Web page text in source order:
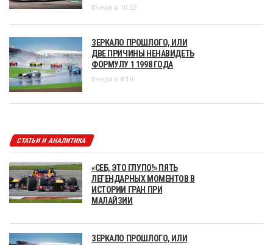
Вчера в 10:22
ЗЕРКАЛО ПРОШЛОГО, ИЛИ
ДВЕ ПРИЧИНЫ НЕНАВИДЕТЬ
ФОРМУЛУ 1 1998 ГОДА
Вчера в 8:10
СТАТЬИ И АНАЛИТИКА
«СЕБ, ЭТО ГЛУПО!» ПЯТЬ
ЛЕГЕНДАРНЫХ МОМЕНТОВ В
ИСТОРИИ ГРАН ПРИ
МАЛАЙЗИИ
ЗЕРКАЛО ПРОШЛОГО, ИЛИ